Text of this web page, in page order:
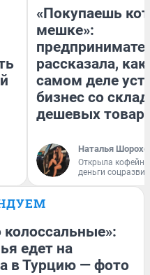
«Покупаешь
мешке»:
рассказала, как
самом деле
бизнес со
дешевых
Наталья
Открыла
деньги
едет на
в Турцию — фото